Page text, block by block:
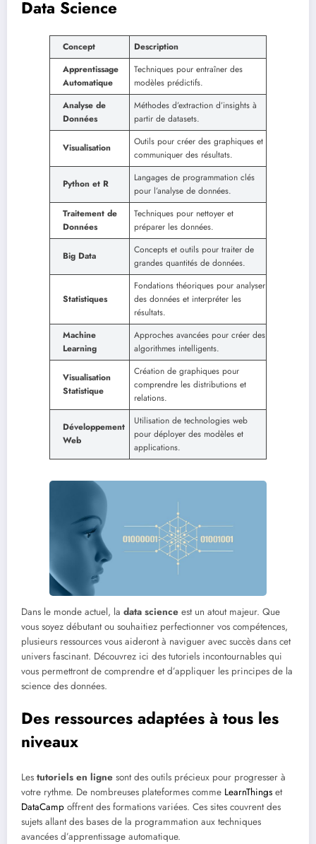
Data Science
Concept
Description
Apprentissage
Automatique
Techniques pour entraîner des
modèles prédictifs.
Analyse de
Données
Méthodes d’extraction d’insights à
partir de datasets.
Visualisation
Outils pour créer des graphiques et
communiquer des résultats.
Python et R
Langages de programmation clés
pour l’analyse de données.
Traitement de
Données
Techniques pour nettoyer et
préparer les données.
Big Data
Concepts et outils pour traiter de
grandes quantités de données.
Statistiques
Fondations théoriques pour analyser
des données et interpréter les
résultats.
Machine
Learning
Approches avancées pour créer des
algorithmes intelligents.
Visualisation
Statistique
Création de graphiques pour
comprendre les distributions et
relations.
Développement
Web
Utilisation de technologies web
pour déployer des modèles et
applications.
Dans le monde actuel, la data science est un atout majeur. Que
vous soyez débutant ou souhaitiez perfectionner vos compétences,
plusieurs ressources vous aideront à naviguer avec succès dans cet
univers fascinant. Découvrez ici des tutoriels incontournables qui
vous permettront de comprendre et d’appliquer les principes de la
science des données.
Des ressources adaptées à tous les
niveaux
Les tutoriels en ligne sont des outils précieux pour progresser à
votre rythme. De nombreuses plateformes comme LearnThings et
DataCamp offrent des formations variées. Ces sites couvrent des
sujets allant des bases de la programmation aux techniques
avancées d’apprentissage automatique.